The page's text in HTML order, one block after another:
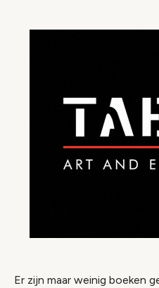
Er zijn maar weinig boeken